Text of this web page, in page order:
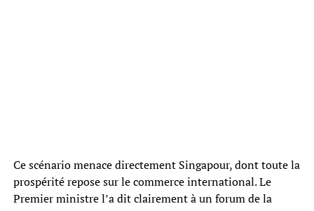
Ce scénario menace directement Singapour, dont toute la
prospérité repose sur le commerce international. Le
Premier ministre l’a dit clairement à un forum de la